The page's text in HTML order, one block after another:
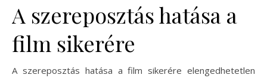
A szereposztás hatása a
film sikerére
A szereposztás hatása a film sikerére elengedhetetlen